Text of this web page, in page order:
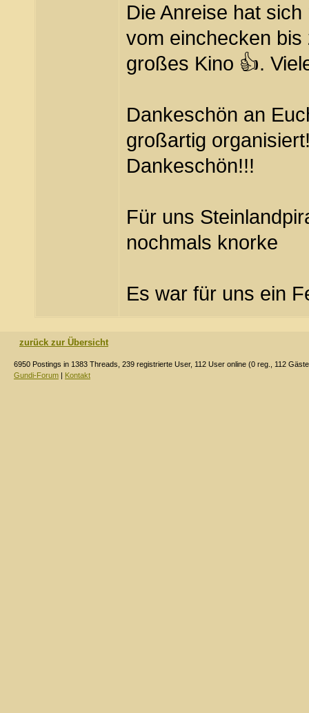
Die Anreise hat
vom einchecken
großes Kino 👍.
Dankeschön an
großartig
Dankeschön!!!
Für uns
nochmals knorke
Es war für uns ein
zurück zur Übersicht
6950 Postings in 1383 Threads, 239 registrierte User, 112 User online (0 reg., 112
Gundi-Forum | Kontakt